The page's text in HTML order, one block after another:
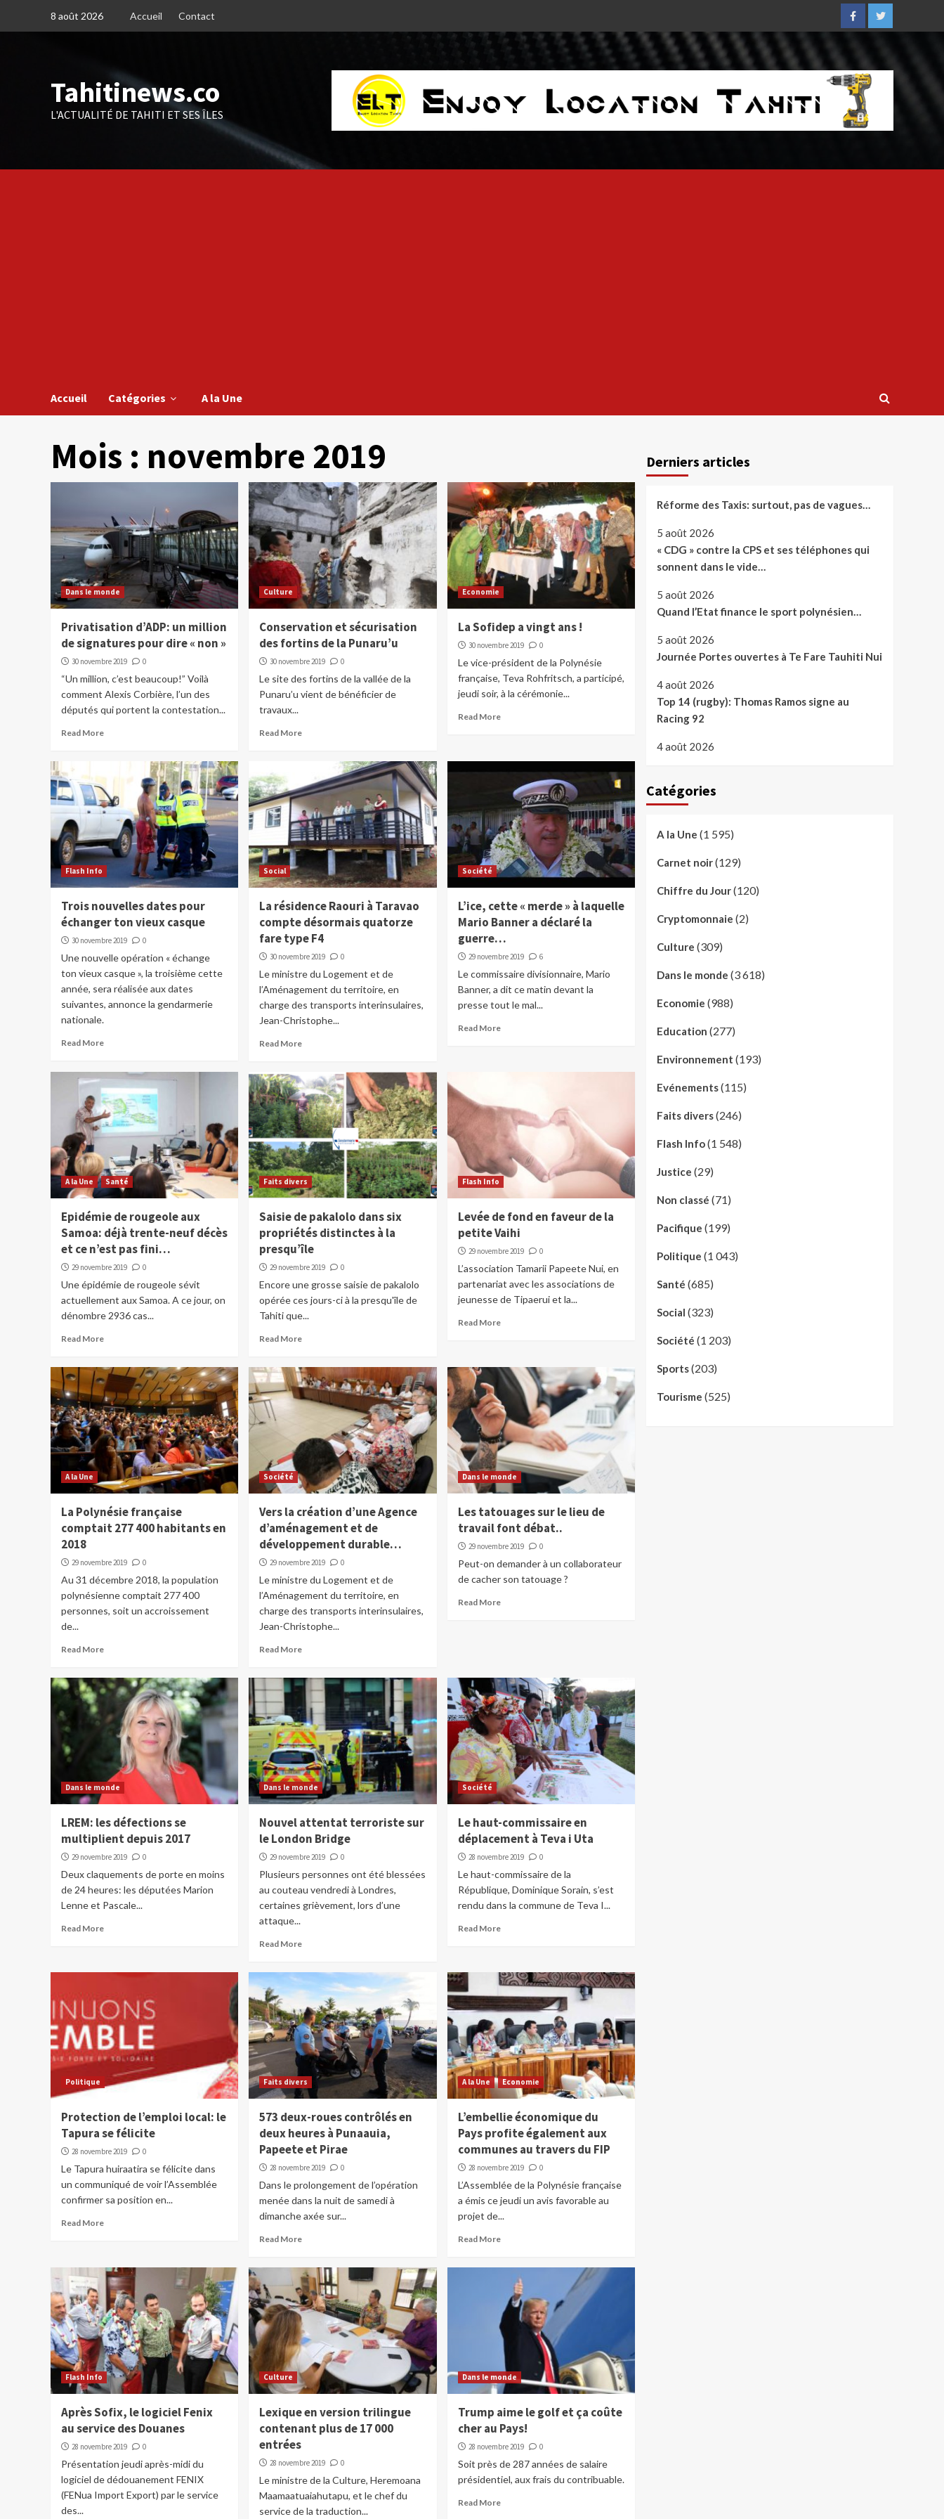
8 août 2026 Accueil Contact
FacebookTwitter
Tahitinews.co
L'ACTUALITÉ DE TAHITI ET SES ÎLES
Accueil Catégories A la Une
Mois : novembre 2019
Dans le monde
Privatisation d’ADP: un million
de signatures pour dire « non »
30 novembre 2019 0
“Un million, c’est beaucoup!” Voilà
comment Alexis Corbière, l’un des
députés qui portent la contestation...
Read More
Culture
Conservation et sécurisation
des fortins de la Punaru’u
30 novembre 2019 0
Le site des fortins de la vallée de la
Punaru’u vient de bénéficier de
travaux...
Read More
Economie
La Sofidep a vingt ans !
30 novembre 2019 0
Le vice-président de la Polynésie
française, Teva Rohfritsch, a participé,
jeudi soir, à la cérémonie...
Read More
Flash Info
Trois nouvelles dates pour
échanger ton vieux casque
30 novembre 2019 0
Une nouvelle opération « échange
ton vieux casque », la troisième cette
année, sera réalisée aux dates
suivantes, annonce la gendarmerie
nationale.
Read More
Social
La résidence Raouri à Taravao
compte désormais quatorze
fare type F4
30 novembre 2019 0
Le ministre du Logement et de
l’Aménagement du territoire, en
charge des transports interinsulaires,
Jean-Christophe...
Read More
Société
L’ice, cette « merde » à laquelle
Mario Banner a déclaré la
guerre…
29 novembre 2019 6
Le commissaire divisionnaire, Mario
Banner, a dit ce matin devant la
presse tout le mal...
Read More
A la Une Santé
Epidémie de rougeole aux
Samoa: déjà trente-neuf décès
et ce n’est pas fini…
29 novembre 2019 0
Une épidémie de rougeole sévit
actuellement aux Samoa. A ce jour, on
dénombre 2936 cas...
Read More
Faits divers
Saisie de pakalolo dans six
propriétés distinctes à la
presqu’île
29 novembre 2019 0
Encore une grosse saisie de pakalolo
opérée ces jours-ci à la presqu'île de
Tahiti que...
Read More
Flash Info
Levée de fond en faveur de la
petite Vaihi
29 novembre 2019 0
L’association Tamarii Papeete Nui, en
partenariat avec les associations de
jeunesse de Tipaerui et la...
Read More
A la Une
La Polynésie française
comptait 277 400 habitants en
2018
29 novembre 2019 0
Au 31 décembre 2018, la population
polynésienne comptait 277 400
personnes, soit un accroissement
de...
Read More
Société
Vers la création d’une Agence
d’aménagement et de
développement durable…
29 novembre 2019 0
Le ministre du Logement et de
l’Aménagement du territoire, en
charge des transports interinsulaires,
Jean-Christophe...
Read More
Dans le monde
Les tatouages sur le lieu de
travail font débat..
29 novembre 2019 0
Peut-on demander à un collaborateur
de cacher son tatouage ?
Read More
Dans le monde
LREM: les défections se
multiplient depuis 2017
29 novembre 2019 0
Deux claquements de porte en moins
de 24 heures: les députées Marion
Lenne et Pascale...
Read More
Dans le monde
Nouvel attentat terroriste sur
le London Bridge
29 novembre 2019 0
Plusieurs personnes ont été blessées
au couteau vendredi à Londres,
certaines grièvement, lors d’une
attaque...
Read More
Société
Le haut-commissaire en
déplacement à Teva i Uta
28 novembre 2019 0
Le haut-commissaire de la
République, Dominique Sorain, s’est
rendu dans la commune de Teva I...
Read More
Politique
Protection de l’emploi local: le
Tapura se félicite
28 novembre 2019 0
Le Tapura huiraatira se félicite dans
un communiqué de voir l’Assemblée
confirmer sa position en...
Read More
Faits divers
573 deux-roues contrôlés en
deux heures à Punaauia,
Papeete et Pirae
28 novembre 2019 0
Dans le prolongement de l’opération
menée dans la nuit de samedi à
dimanche axée sur...
Read More
A la Une Economie
L’embellie économique du
Pays profite également aux
communes au travers du FIP
28 novembre 2019 0
L’Assemblée de la Polynésie française
a émis ce jeudi un avis favorable au
projet de...
Read More
Flash Info
Après Sofix, le logiciel Fenix
au service des Douanes
28 novembre 2019 0
Présentation jeudi après-midi du
logiciel de dédouanement FENIX
(FENua Import Export) par le service
des...
Culture
Lexique en version trilingue
contenant plus de 17 000
entrées
28 novembre 2019 0
Le ministre de la Culture, Heremoana
Maamaatuaiahutapu, et le chef du
service de la traduction...
Dans le monde
Trump aime le golf et ça coûte
cher au Pays!
28 novembre 2019 0
Soit près de 287 années de salaire
présidentiel, aux frais du contribuable.
Read More
Derniers articles
Réforme des Taxis: surtout, pas de vagues…
5 août 2026
« CDG » contre la CPS et ses téléphones qui
sonnent dans le vide…
5 août 2026
Quand l’Etat finance le sport polynésien…
5 août 2026
Journée Portes ouvertes à Te Fare Tauhiti Nui
4 août 2026
Top 14 (rugby): Thomas Ramos signe au
Racing 92
4 août 2026
Catégories
A la Une (1 595)
Carnet noir(129)
Chiffre du Jour(120)
Cryptomonnaie (2)
Culture (309)
Dans le monde (3 618)
Economie (988)
Education (277)
Environnement (193)
Evénements(115)
Faits divers(246)
Flash Info(1 548)
Justice (29)
Non classé (71)
Pacifique (199)
Politique (1 043)
Santé (685)
Social (323)
Société (1 203)
Sports(203)
Tourisme (525)